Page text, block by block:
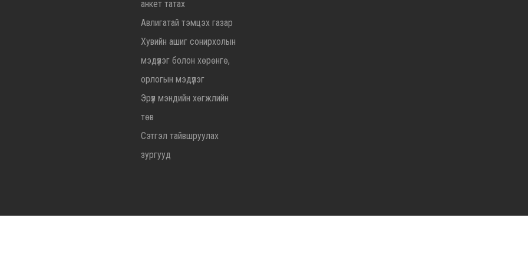
анкет татах
Авлигатай тэмцэх газар
Хувийн ашиг сонирхолын
мэдүүлэг болон хөрөнгө,
орлогын мэдүүлэг
Эрүүл мэндийн хөгжлийн
төв
Сэтгэл тайвшруулах
зургууд